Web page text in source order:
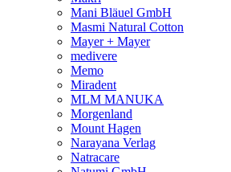
Mani Bläuel GmbH
Masmi Natural Cotton
Mayer + Mayer
medivere
Memo
Miradent
MLM MANUKA
Morgenland
Mount Hagen
Narayana Verlag
Natracare